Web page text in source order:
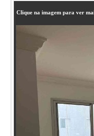
Clique na imagem para ver